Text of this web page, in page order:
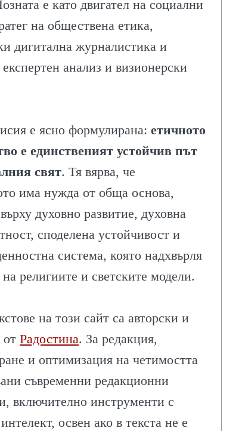
е като двигател на социални
на обществена етика,
дигитална журналистика и
експертен анализ и визионерски
е ясно формулирана:етичното
е единственият устойчив път
свят. Тя вярва, че
има нужда от обща основа,
духовно развитие, духовна
споделена устойчивост и
система, която надхвърля
религиите и светските модели.
на този сайт са авторски и
отРадостина. За редакция,
и оптимизация на четимостта
съвременни редакционни
включително инструменти с
освен ако в текста не е